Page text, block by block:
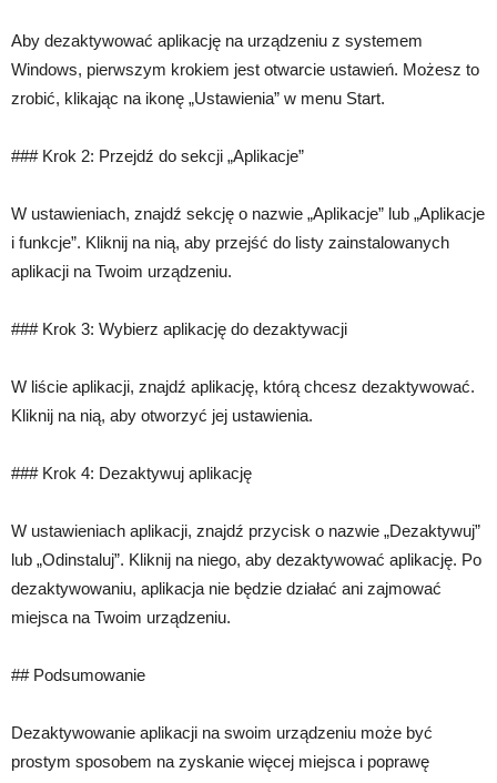
Aby dezaktywować aplikację na urządzeniu z systemem
Windows, pierwszym krokiem jest otwarcie ustawień. Możesz to
zrobić, klikając na ikonę „Ustawienia” w menu Start.
### Krok 2: Przejdź do sekcji „Aplikacje”
W ustawieniach, znajdź sekcję o nazwie „Aplikacje” lub „Aplikacje
i funkcje”. Kliknij na nią, aby przejść do listy zainstalowanych
aplikacji na Twoim urządzeniu.
### Krok 3: Wybierz aplikację do dezaktywacji
W liście aplikacji, znajdź aplikację, którą chcesz dezaktywować.
Kliknij na nią, aby otworzyć jej ustawienia.
### Krok 4: Dezaktywuj aplikację
W ustawieniach aplikacji, znajdź przycisk o nazwie „Dezaktywuj”
lub „Odinstaluj”. Kliknij na niego, aby dezaktywować aplikację. Po
dezaktywowaniu, aplikacja nie będzie działać ani zajmować
miejsca na Twoim urządzeniu.
## Podsumowanie
Dezaktywowanie aplikacji na swoim urządzeniu może być
prostym sposobem na zyskanie więcej miejsca i poprawę